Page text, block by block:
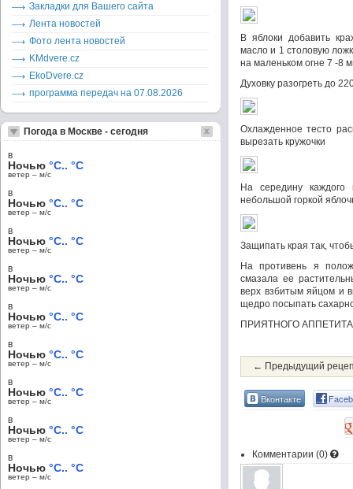
В яблоки добавить
масло и 1 столовую
на маленьком огне 7 -8
Духовку разогреть до
Охлажденное тесто
вырезать кружочки
На середину
небольшой горкой
Защипать края так,
На противень я
смазала ее
верх взбитым яйцом и
щедро посыпать
ПРИЯТНОГО
← Предыдущий
Вконтакте
Комментарии (0)
Закладки для Вашего сайта
Лента новостей
Фото лента новостей
KMdvere.cz
EkoDvere.cz
программа передач на 07.08.2026
Погода в Москве - сегодня
в
Ночью °C.. °C
ветер – м/c
в
Ночью °C.. °C
ветер – м/c
в
Ночью °C.. °C
ветер – м/c
в
Ночью °C.. °C
ветер – м/c
в
Ночью °C.. °C
ветер – м/c
в
Ночью °C.. °C
ветер – м/c
в
Ночью °C.. °C
ветер – м/c
в
Ночью °C.. °C
ветер – м/c
в
Ночью °C.. °C
ветер – м/c